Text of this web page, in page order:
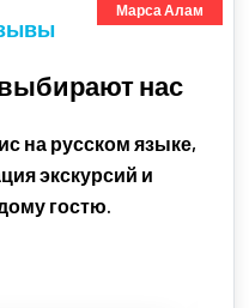
Марса Алам
нас
на русском языке,
экскурсий и
гостю.